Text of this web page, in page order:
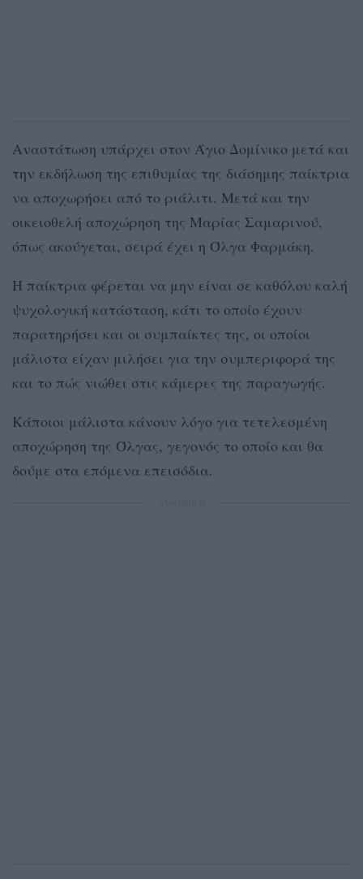
Αναστάτωση υπάρχει στον Άγιο Δομίνικο μετά και
την εκδήλωση της επιθυμίας της διάσημης παίκτρια
να αποχωρήσει από το ριάλιτι. Μετά και την
οικειοθελή αποχώρηση της Μαρίας Σαμαρινού,
όπως ακούγεται, σειρά έχει η Όλγα Φαρμάκη.
Η παίκτρια φέρεται να μην είναι σε καθόλου καλή
ψυχολογική κατάσταση, κάτι το οποίο έχουν
παρατηρήσει και οι συμπαίκτες της, οι οποίοι
μάλιστα είχαν μιλήσει για την συμπεριφορά της
και το πώς νιώθει στις κάμερες της παραγωγής.
Κάποιοι μάλιστα κάνουν λόγο για τετελεσμένη
αποχώρηση της Όλγας, γεγονός το οποίο και θα
δούμε στα επόμενα επεισόδια.